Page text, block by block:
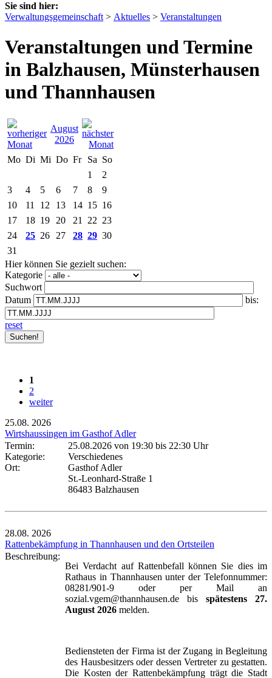
Sie sind hier:
Verwaltungsgemeinschaft > Aktuelles > Veranstaltungen
Veranstaltungen und Termine
in Balzhausen, Münsterhausen
und Thannhausen
August
2026
Mo Di Mi Do Fr Sa So
1
2
3
4 5 6 7 8
9
10
11 12 13 14 15 16
17
18 19 20 21 22 23
24
25 26 27 28 29 30
31
Hier können Sie gezielt suchen:
Kategorie
Suchwort
Datum
bis:
reset
1
2
weiter
25.08. 2026
Wirtshaussingen im Gasthof Adler
Termin:
25.08.2026 von 19:30 bis 22:30 Uhr
Kategorie:
Verschiedenes
Ort:
Gasthof Adler
St.-Leonhard-Straße 1
86483 Balzhausen
28.08. 2026
Rattenbekämpfung in Thannhausen und den Ortsteilen
Beschreibung:
Bei Verdacht auf Rattenbefall können Sie dies im
Rathaus in Thannhausen unter der Telefonnummer:
08281/901-9 oder per Mail an
sozial.vgem@thannhausen.de bis spätestens 27.
August 2026 melden.
Bediensteten der Firma ist der Zugang in Begleitung
des Hausbesitzers oder dessen Vertreter zu gestatten.
Die Kosten der Rattenbekämpfung trägt die Stadt